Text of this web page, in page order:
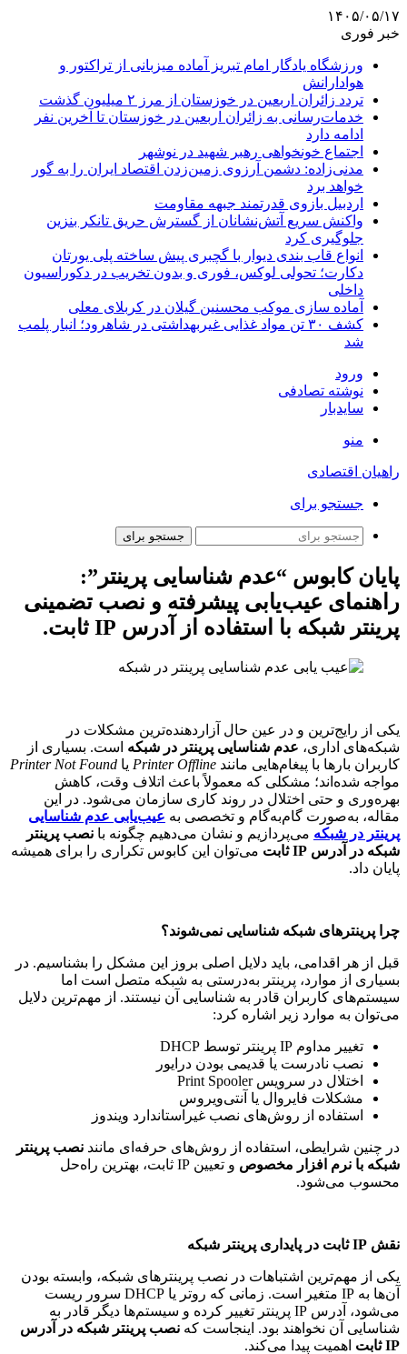
۱۴۰۵/۰۵/۱۷
خبر فوری
ورزشگاه یادگار امام تبریز آماده میزبانی از تراکتور و
هوادارانش
تردد زائران اربعین در خوزستان از مرز ۲ میلیون گذشت
خدمات‌رسانی به زائران اربعین در خوزستان تا آخرین نفر
ادامه دارد
اجتماع خونخواهی رهبر شهید در نوشهر
مدنی‌زاده: دشمن آرزوی زمین‌زدن اقتصاد ایران را به گور
خواهد برد
اردبیل بازوی قدرتمند جبهه مقاومت
واکنش سریع آتش‌نشانان از گسترش حریق تانکر بنزین
جلوگیری کرد
انواع قاب بندی دیوار با گچبری پیش ساخته پلی یورتان
دکارت؛ تحولی لوکس، فوری و بدون تخریب در دکوراسیون
داخلی
آماده سازی موکب محسنین گیلان در کربلای معلی
کشف ۳۰ تن مواد غذایی غیربهداشتی در شاهرود؛ انبار پلمب
شد
ورود
نوشته تصادفی
سایدبار
منو
راهیان اقتصادی
جستجو برای
جستجو برای
پایان کابوس “عدم شناسایی پرینتر”:
راهنمای عیب‌یابی پیشرفته و نصب تضمینی
پرینتر شبکه با استفاده از آدرس IP ثابت.
یکی از رایج‌ترین و در عین حال آزاردهنده‌ترین مشکلات در
شبکه‌های اداری، عدم شناسایی پرینتر در شبکه است. بسیاری از
کاربران بارها با پیغام‌هایی مانند Printer Offline یا Printer Not Found
مواجه شده‌اند؛ مشکلی که معمولاً باعث اتلاف وقت، کاهش
بهره‌وری و حتی اختلال در روند کاری سازمان می‌شود. در این
مقاله، به‌صورت گام‌به‌گام و تخصصی به عیب‌یابی عدم شناسایی
پرینتر در شبکه می‌پردازیم و نشان می‌دهیم چگونه با نصب پرینتر
شبکه در آدرس IP ثابت می‌توان این کابوس تکراری را برای همیشه
پایان داد.
چرا پرینترهای شبکه شناسایی نمی‌شوند؟
قبل از هر اقدامی، باید دلایل اصلی بروز این مشکل را بشناسیم. در
بسیاری از موارد، پرینتر به‌درستی به شبکه متصل است اما
سیستم‌های کاربران قادر به شناسایی آن نیستند. از مهم‌ترین دلایل
می‌توان به موارد زیر اشاره کرد:
تغییر مداوم IP پرینتر توسط DHCP
نصب نادرست یا قدیمی بودن درایور
اختلال در سرویسPrint Spooler
مشکلات فایروال یا آنتی‌ویروس
استفاده از روش‌های نصب غیراستاندارد ویندوز
در چنین شرایطی، استفاده از روش‌های حرفه‌ای مانند نصب پرینتر
شبکه با نرم افزار مخصوص و تعیین
IP ثابت، بهترین راه‌حل
محسوب می‌شود.
نقش IP ثابت در پایداری پرینتر شبکه
یکی از مهم‌ترین اشتباهات در نصب پرینترهای شبکه، وابسته بودن
آن‌ها به IP متغیر است. زمانی که روتر یا DHCP سرور ریست
می‌شود، آدرس IP پرینتر تغییر کرده و سیستم‌ها دیگر قادر به
شناسایی آن نخواهند بود. اینجاست که نصب پرینتر شبکه در آدرس
IP ثابت اهمیت پیدا می‌کند.